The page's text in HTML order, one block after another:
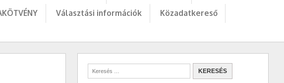
Választási információk
Közadatkereső